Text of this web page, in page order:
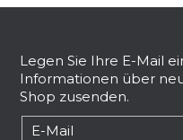
Legen Sie Ihre E-Mail
Informationen über
Shop zusenden.
E-Mail